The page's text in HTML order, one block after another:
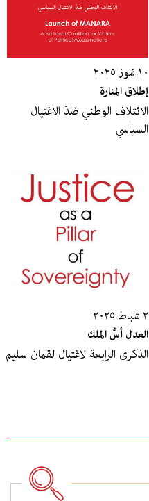
١٠ تموز ٢٠٢٥
إطلاق المنارة
الائتلاف الوطني ضدّ الاغتيال
السياسي
٢ شباط ٢٠٢٥
العدل أسُّ الملك
الذكرى الرابعة لاغتيال لقمان سليم